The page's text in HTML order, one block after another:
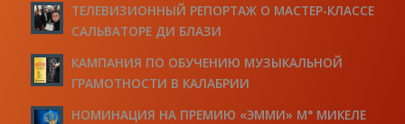
ТЕЛЕВИЗИОННЫЙ РЕПОРТАЖ О МАСТЕР-КЛАССЕ
САЛЬВАТОРЕ ДИ БЛАЗИ
КАМПАНИЯ ПО ОБУЧЕНИЮ МУЗЫКАЛЬНОЙ
ГРАМОТНОСТИ В КАЛАБРИИ
НОМИНАЦИЯ НА ПРЕМИЮ «ЭММИ» М° МИКЕЛЕ